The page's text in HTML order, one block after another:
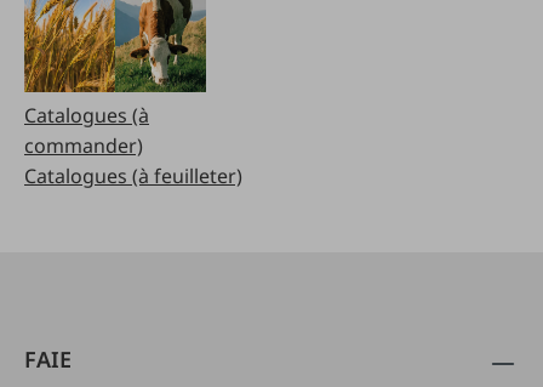
Catalogues (à
commander)
Catalogues (à feuilleter)
FAIE